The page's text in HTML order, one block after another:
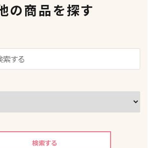
の商品を探す
検索する